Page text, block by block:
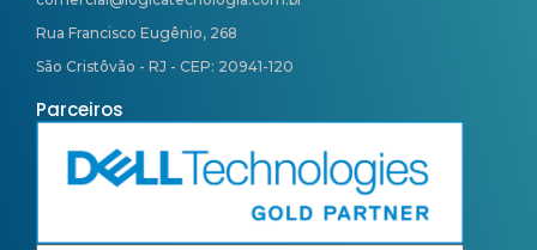
Rua Francisco Eugênio, 268
São Cristôvão - RJ - CEP: 20941-120
Parceiros